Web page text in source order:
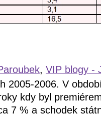
, VIP blogy -
2005-2006. V
kdy byl
7 % a schodek